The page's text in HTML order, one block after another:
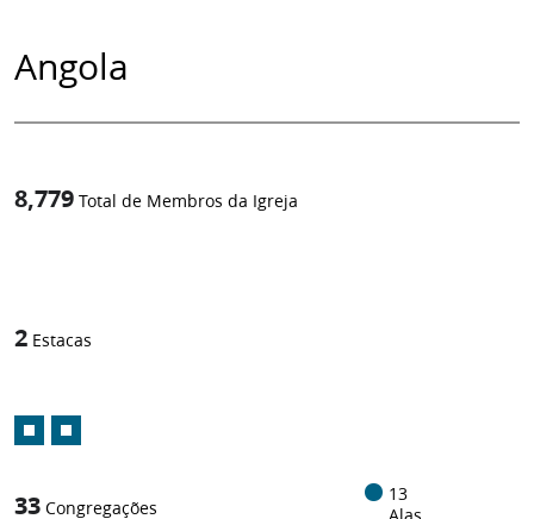
Angola
8,779 Total de Membros da Igreja
2 Estacas
33 Congregações
13